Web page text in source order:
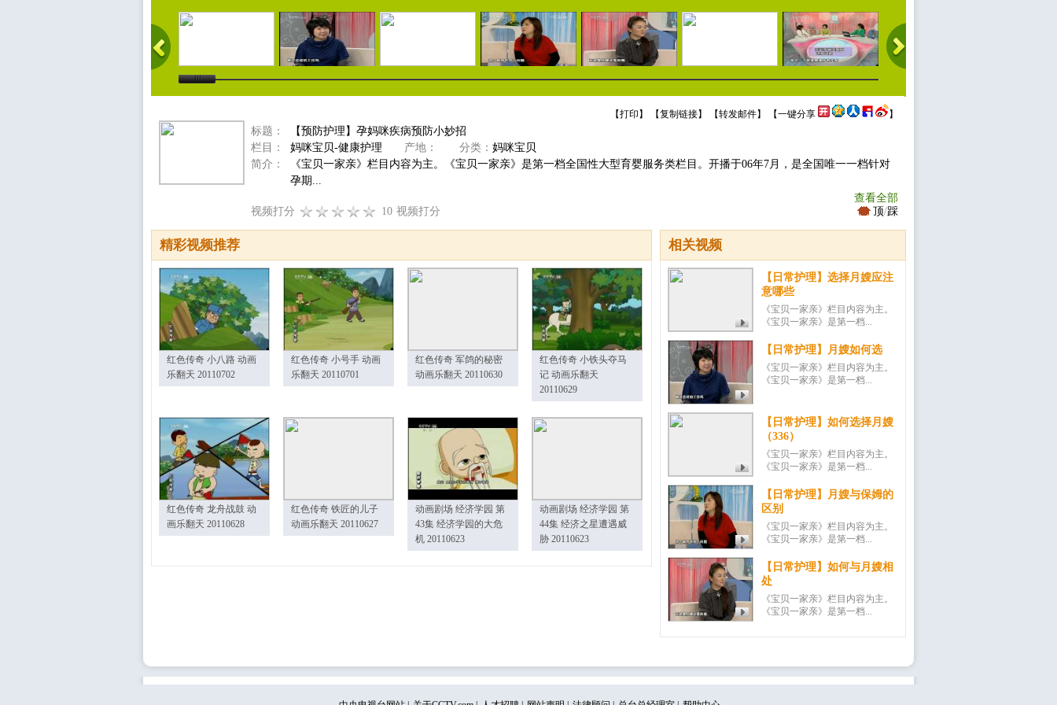
【打印 】 【复制链接】 【转发邮件】 【一键分享 】
标题：
【预防护理】孕妈咪疾病预防小妙招
栏目：
妈咪宝贝-健康护理 产地： 分类： 妈咪宝贝
简介：
《宝贝一家亲》栏目内容为主。《宝贝一家亲》是第一档全国性大型育婴服务类栏目。开播于06年7月，是全国唯一一档针对
孕期...
查看全部
视频打分
10 视频打分 顶/踩
相关视频
【日常护理】选择月嫂应注
意哪些
《宝贝一家亲》栏目内容为主。
《宝贝一家亲》是第一档...
【日常护理】月嫂如何选
《宝贝一家亲》栏目内容为主。
《宝贝一家亲》是第一档...
【日常护理】如何选择月嫂
（336）
《宝贝一家亲》栏目内容为主。
《宝贝一家亲》是第一档...
【日常护理】月嫂与保姆的
区别
《宝贝一家亲》栏目内容为主。
《宝贝一家亲》是第一档...
【日常护理】如何与月嫂相
处
《宝贝一家亲》栏目内容为主。
《宝贝一家亲》是第一档...
精彩视频推荐
红色传奇 小八路 动画
乐翻天 20110702
红色传奇 小号手 动画
乐翻天 20110701
红色传奇 军鸽的秘密
动画乐翻天 20110630
红色传奇 小铁头夺马
记 动画乐翻天
20110629
红色传奇 龙舟战鼓 动
画乐翻天 20110628
红色传奇 铁匠的儿子
动画乐翻天 20110627
动画剧场 经济学园 第
43集 经济学园的大危
机 20110623
动画剧场 经济学园 第
44集 经济之星遭遇威
胁 20110623